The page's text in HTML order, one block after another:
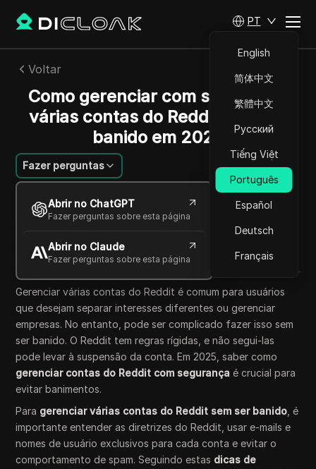
PT
English
简体中文
繁體中文
Русский
Tiếng Việt
Português
Español
Deutsch
Français
Voltar
Como gerenciar com segurança
várias contas do Reddit sem ser
banido em 2025
Fazer perguntas
Abrir no ChatGPT
Fazer perguntas sobre esta página
Abrir no Claude
Fazer perguntas sobre esta página
Emily Grace
11 out 2025 5 min de leitura
Copy Link
Gerenciar várias contas do Reddit é comum para usuários
que desejam separar interesses diferentes ou gerenciar
empresas. No entanto, pode ser complicado fazer isso sem
ser banido. O Reddit tem regras rígidas, e não segui-las
pode levar à suspensão da conta. Em 2025, saber como
gerenciar contas do Reddit com segurança é crucial para
evitar banimentos.
Para gerenciar várias contas do Reddit sem ser banido , é
importante entender as diretrizes do Reddit, usar e-mails e
nomes de usuário exclusivos para cada conta e evitar o
comportamento de spam. Seguindo estas dicas de